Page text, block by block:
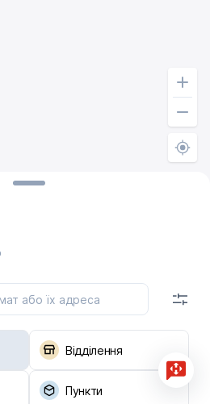
Відділення
Пункти